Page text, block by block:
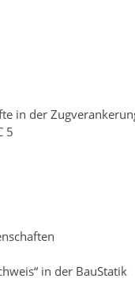
in der
5
in der BauStatik